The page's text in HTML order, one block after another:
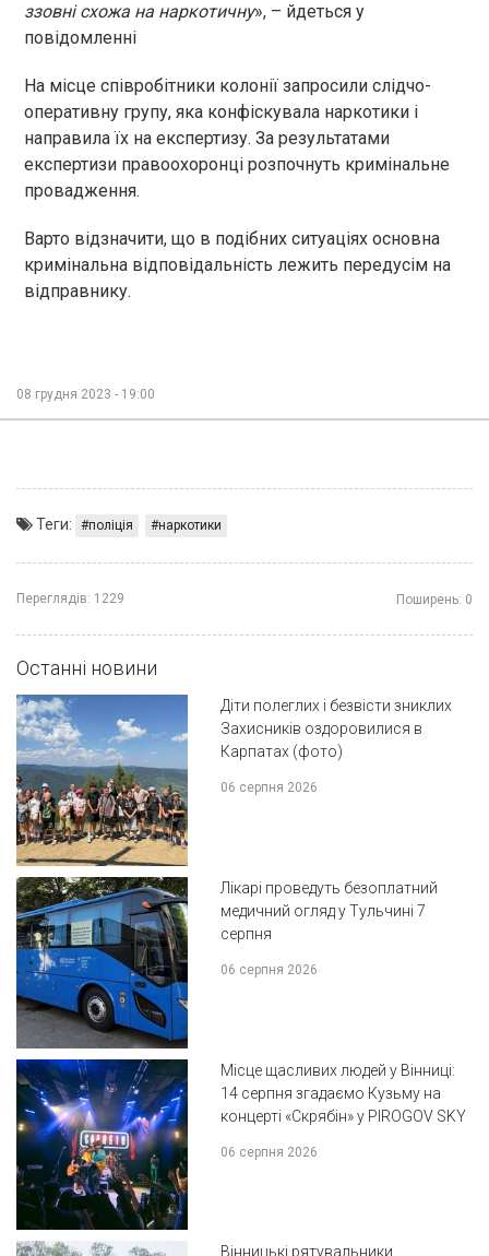
ззовні схожа на наркотичну», – йдеться у
повідомленні
На місце співробітники колонії запросили слідчо-
оперативну групу, яка конфіскувала наркотики і
направила їх на експертизу. За результатами
експертизи правоохоронці розпочнуть кримінальне
провадження.
Варто відзначити, що в подібних ситуаціях основна
кримінальна відповідальність лежить передусім на
відправнику.
08 грудня 2023 - 19:00
Теги: поліція наркотики
Переглядів: 1229 Поширень: 0
Останні новини
Діти полеглих і безвісти зниклих
Захисників оздоровилися в
Карпатах (фото)
06 серпня 2026
Лікарі проведуть безоплатний
медичний огляд у Тульчині 7
серпня
06 серпня 2026
Місце щасливих людей у Вінниці:
14 серпня згадаємо Кузьму на
концерті «Скрябін» у PIROGOV SKY
06 серпня 2026
Вінницькі рятувальники